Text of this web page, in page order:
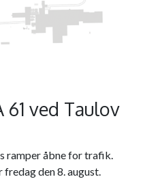
61 ved Taulov
ramper åbne for trafik.
den 8. august.